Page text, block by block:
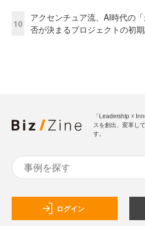
10
アクセンチュア流、AI時代の
否が決まるプロジェクトの初
「Leadership ☓
スを創出、変革し
す。
ログイン